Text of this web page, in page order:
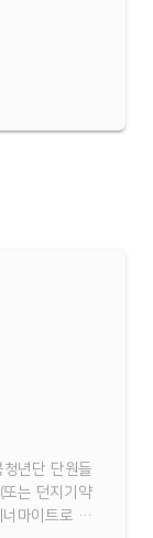
군인이 주둔
...
년단 단원들
는 던지기약
마이트로 자